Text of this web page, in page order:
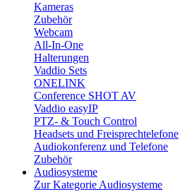
Kameras
Zubehör
Webcam
All-In-One
Halterungen
Vaddio Sets
ONELINK
Conference SHOT AV
Vaddio easyIP
PTZ- & Touch Control
Headsets und Freisprechtelefone
Audiokonferenz und Telefone
Zubehör
Audiosysteme
Zur Kategorie Audiosysteme